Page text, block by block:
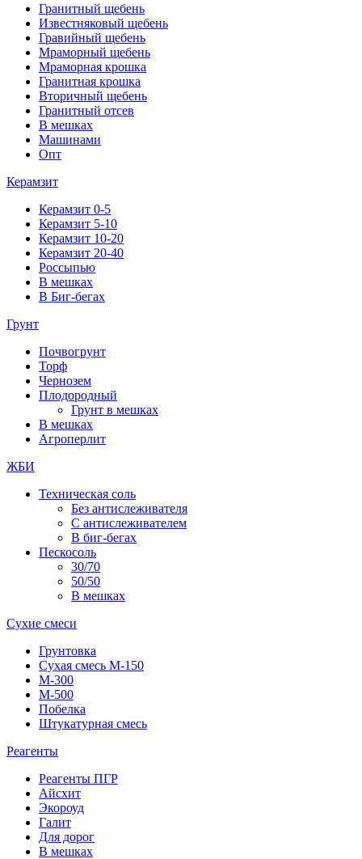
Гранитный щебень
Известняковый щебень
Гравийный щебень
Мраморный щебень
Мраморная крошка
Гранитная крошка
Вторичный щебень
Гранитный отсев
В мешках
Машинами
Опт
Керамзит
Керамзит 0-5
Керамзит 5-10
Керамзит 10-20
Керамзит 20-40
Россыпью
В мешках
В Биг-бегах
Грунт
Почвогрунт
Торф
Чернозем
Плодородный
Грунт в мешках
В мешках
Агроперлит
ЖБИ
Техническая соль
Без антислеживателя
С антислеживателем
В биг-бегах
Пескосоль
30/70
50/50
В мешках
Сухие смеси
Грунтовка
Сухая смесь М-150
М-300
М-500
Побелка
Штукатурная смесь
Реагенты
Реагенты ПГР
Айсхит
Экороуд
Галит
Для дорог
В мешках